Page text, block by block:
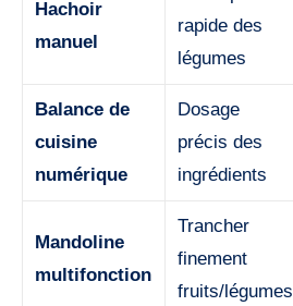
Hachoir
manuel
rapide des
légumes
Balance de
cuisine
numérique
Dosage
précis des
ingrédients
Mandoline
multifonction
Trancher
finement
fruits/légumes